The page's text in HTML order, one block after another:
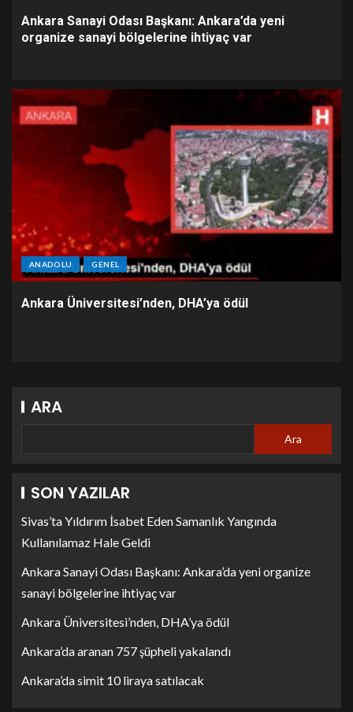
Ankara Sanayi Odası Başkanı: Ankara’da yeni
organize sanayi bölgelerine ihtiyaç var
ANADOLU GENEL
Ankara Üniversitesi’nden, DHA’ya ödül
ARA
Ara
SON YAZILAR
Sivas’ta Yıldırım İsabet Eden Samanlık Yangında
Kullanılamaz Hale Geldi
Ankara Sanayi Odası Başkanı: Ankara’da yeni organize
sanayi bölgelerine ihtiyaç var
Ankara Üniversitesi’nden, DHA’ya ödül
Ankara’da aranan 757 şüpheli yakalandı
Ankara’da simit 10 liraya satılacak